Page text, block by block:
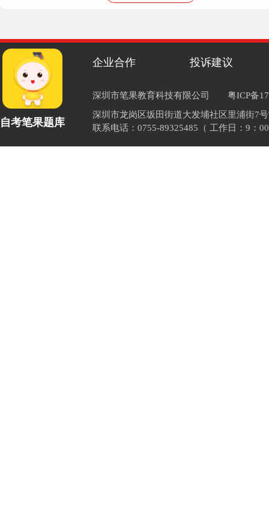
自考笔果题库
企业合作 投诉建议
深圳市笔果教育科技有限公司
粤ICP备
深圳市龙岗区坂田街道大发埔社区里浦街7
联系电话：0755-89325485（ 工作日：9：